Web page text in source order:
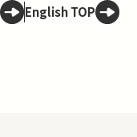
English TOP